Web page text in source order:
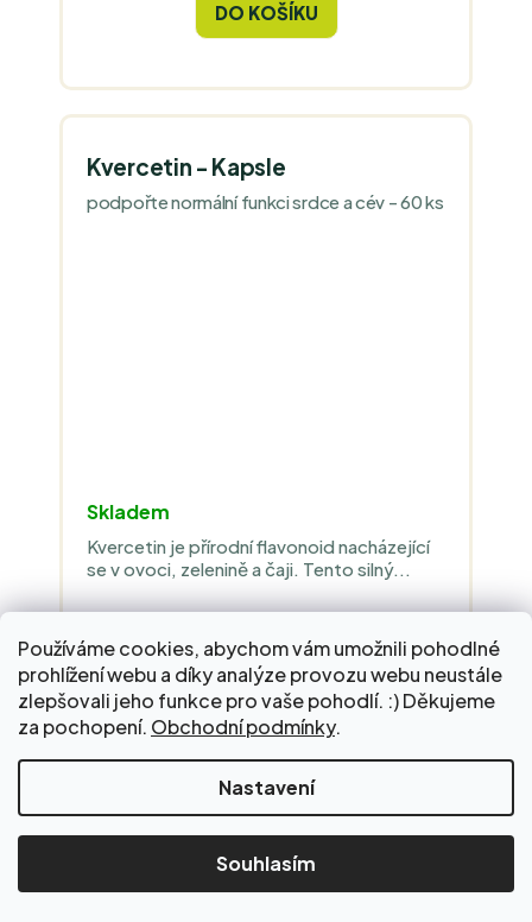
Používáme cookies, abychom vám umožnili pohodlné
prohlížení webu a díky analýze provozu webu neustále
zlepšovali jeho funkce pro vaše pohodlí. :) Děkujeme
za pochopení. Obchodní podmínky.
Nastavení
Souhlasím
Nakupte za 2 000 Kč a dopravu do Balíkovny zaplatíme
DO KOŠÍKU
Kvercetin - Kapsle
podpořte normální funkci srdce a cév - 60 ks
Skladem
Kvercetin je přírodní flavonoid nacházející
se v ovoci, zelenině a čaji. Tento silný...
639 Kč
Měrná
cena:
106,50 Kč / 10 ks
DO KOŠÍKU